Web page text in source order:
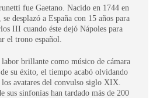
fue Gaetano. Nacido en 1744 en
desplazó a España con 15 años para
III cuando éste dejó Nápoles para
el trono español.
brillante como músico de cámara
su éxito, el tiempo acabó olvidando
avatares del convulso siglo XIX.
sus sinfonías han tardado más de 200